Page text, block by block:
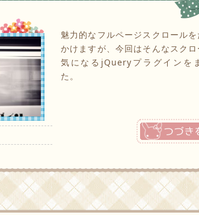
魅力的なフルページスクロール
かけますが、今回はそんなスク
気になるjQueryプラグインを
た。